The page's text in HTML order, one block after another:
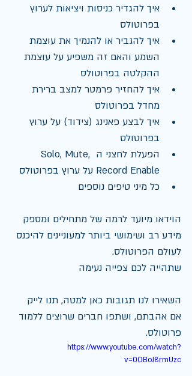
איך להגדיר כניסות ויציאות לערוץ
בפרוטולס
איך להגביר או להנמיך את עוצמת
השמע והאם זה משפיע על עוצמת
ההקלטה בפרוטולס
איך להחזיר פרמטר למצב ברירת
מחדל בפרוטולס
איך לבצע פאנינג (צידוד) על ערוץ
בפרוטולס
הפעלת לחצני ה Solo, Mute,
Record Enable על ערוץ בפרוטולס
כל מיני טיפים נוספים
הוידאו מיועד לרמה של מתחילים ומספק
מידע רב ושימושי ביותר למעוניינים להיכנס
לעולם הפרוטולס.
שתהייה לכם צפייה נעימה
השאירו לנו תגובות כאן למטה, תנו לייק
אם אהבתם, ושתפו חברים שרוצים ללמוד
פרוטולס.
https://www.youtube.com/watch?
v=0OBoJ8rmUzc